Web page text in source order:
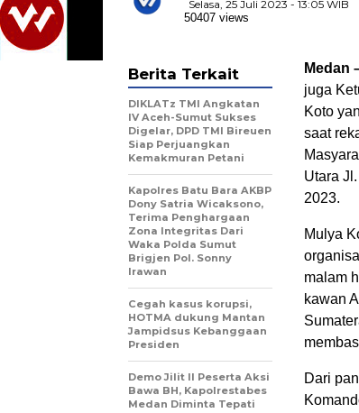
Selasa, 25 Juli 2023 - 13:05 WIB
50407 views
Medan
juga
Koto
saat
Utara
2023.
Mulya
malam
kawan
Dari
Berita Terkait
DIKLATz TMI Angkatan
IV Aceh-Sumut Sukses
Digelar, DPD TMI Bireuen
Siap Perjuangkan
Kemakmuran Petani
Kapolres Batu Bara AKBP
Dony Satria Wicaksono,
Terima Penghargaan
Zona Integritas Dari
Waka Polda Sumut
Brigjen Pol. Sonny
Irawan
Cegah kasus korupsi,
HOTMA dukung Mantan
Jampidsus Kebanggaan
Presiden
Demo Jilit II Peserta Aksi
Bawa BH, Kapolrestabes
Medan Diminta Tepati